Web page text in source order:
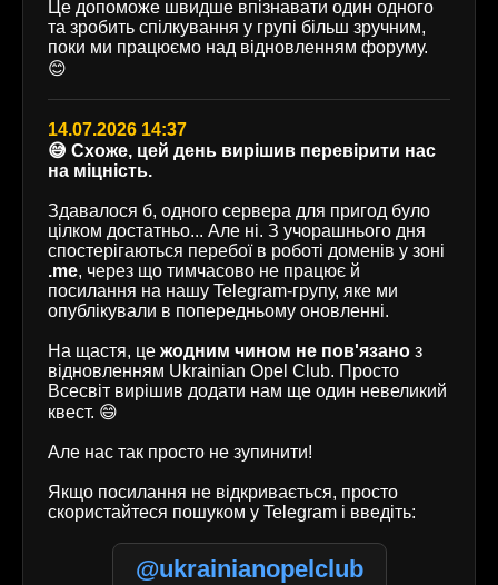
Це допоможе швидше впізнавати один одного
та зробить спілкування у групі більш зручним,
поки ми працюємо над відновленням форуму.
😊
14.07.2026 14:37
😅 Схоже, цей день вирішив перевірити нас
на міцність.
Здавалося б, одного сервера для пригод було
цілком достатньо... Але ні. З учорашнього дня
спостерігаються перебої в роботі доменів у зоні
.me, через що тимчасово не працює й
посилання на нашу Telegram-групу, яке ми
опублікували в попередньому оновленні.
На щастя, це жодним чином не пов'язано з
відновленням Ukrainian Opel Club. Просто
Всесвіт вирішив додати нам ще один невеликий
квест. 😄
Але нас так просто не зупинити!
Якщо посилання не відкривається, просто
скористайтеся пошуком у Telegram і введіть:
@ukrainianopelclub